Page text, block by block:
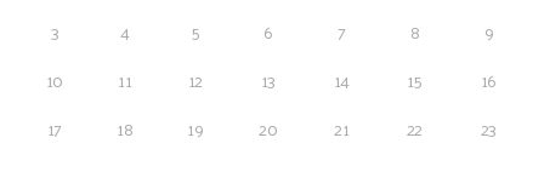
3
4 5 6 7 8
9
10
11 12 13 14 15
16
17
18 19 20 21 22
23